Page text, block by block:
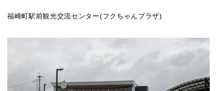
福崎町駅前観光交流センター(フクちゃんプラザ)